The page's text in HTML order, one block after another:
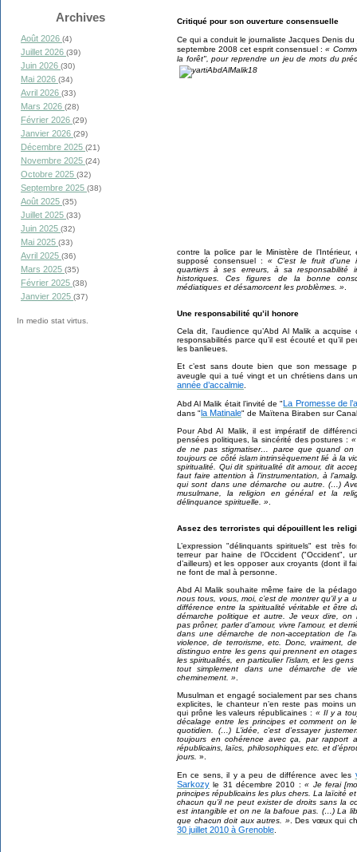
Archives
Août 2026 (4)
Juillet 2026 (39)
Juin 2026 (30)
Mai 2026 (34)
Avril 2026 (33)
Mars 2026 (28)
Février 2026 (29)
Janvier 2026 (29)
Décembre 2025 (21)
Novembre 2025 (24)
Octobre 2025 (32)
Septembre 2025 (38)
Août 2025 (35)
Juillet 2025 (33)
Juin 2025 (32)
Mai 2025 (33)
Avril 2025 (36)
Mars 2025 (35)
Février 2025 (38)
Janvier 2025 (37)
In medio stat virtus.
Critiqué pour son ouverture consensuelle
Ce qui a conduit le journaliste Jacques Denis
septembre 2008 cet esprit consensuel : «
la forêt", pour reprendre un jeu de mots du
contre la police par le Ministère de
supposé consensuel :
« C’est le fruit
quartiers à ses erreurs, à sa responsabilité
historiques. Ces figures de la bonne
médiatiques et désamorcent les problèmes. »
Une responsabilité qu’il honore
Cela dit, l’audience qu’Abd Al Malik a
responsabilités parce qu’il est écouté et qu’il
les banlieues.
Et c’est sans doute bien que son message
aveugle qui a tué vingt et un chrétiens dans
année d’accalmie
Abd Al Malik était l’invité de "La Promesse de
dans "la Matinale" de Maïtena Biraben sur
Pour Abd Al Malik, il est impératif de
pensées politiques, la sincérité des postures :
de ne pas stigmatiser… parce que quand on
toujours ce côté islam intrinsèquement lié à la
spiritualité. Qui dit spiritualité dit amour, dit
faut faire attention à l’instrumentation, à
qui sont dans une démarche ou autre. (…)
musulmane, la religion en général et la
délinquance spirituelle. »
Assez des terroristes qui dépouillent les
L’expression "délinquants spirituels" est très
terreur par haine de l’Occident ("Occident",
d’ailleurs) et les opposer aux croyants (dont il
ne font de mal à personne.
Abd Al Malik souhaite même faire de la
nous tous, vous, moi, c’est de montrer qu’il ya
différence entre la spiritualité véritable et être
démarche politique et autre. Je veux dire, on
pas prôner, parler d’amour, vivre l’amour, et
dans une démarche de non-acceptation de
violence, de terrorisme, etc. Donc, vraiment,
distinguo entre les gens qui prennent en
les spiritualités, en particulier l’islam, et les
tout simplement dans une démarche de
cheminement. »
Musulman et engagé socialement par ses
explicites, le chanteur n’en reste pas moins
qui prône les valeurs républicaines : « Il y a
décalage entre les principes et comment on
quotidien. (…) L’idée, c’est d’essayer
toujours en cohérence avec ça, par rapport
républicains, laïcs, philosophiques etc. et
jours. ».
En ce sens, il y a peu de différence avec les
Sarkozy le 31 décembre 2010 : « Je ferai
principes républicains les plus chers. La laïcité
chacun qu’il ne peut exister de droits sans la
est intangible et on ne la bafoue pas. (…) La
que chacun doit aux autres. » . Des vœux qui
30 juillet 2010 à Grenoble